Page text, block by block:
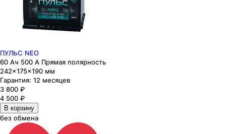
ПУЛЬС NEO
60 Ач 500 А Прямая полярность
242×175×190 мм
Гарантия: 12 месяцев
3 800 ₽
4 500 ₽
В корзину
без обмена